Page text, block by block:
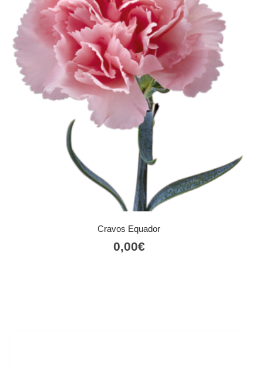
Cravos Equador
0,00€